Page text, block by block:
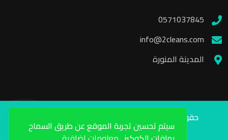
سيتم تحسين تجربة الموقع عن طريق السماح
0571037845
info@2cleans.com
المدينة المنورة
حقوق الطبع والنشر محفوظة لشركة تو كلينرز 2024
برمجة محمد حسن